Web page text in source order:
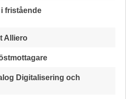
fristående
Alliero
Digitalisering och